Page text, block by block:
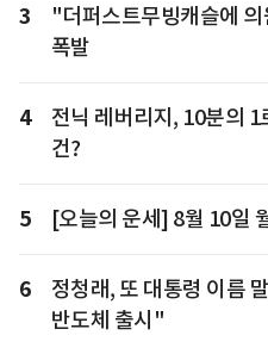
3
"더퍼스트무빙캐슬에
폭발
4
전닉 레버리지, 10분의
건?
5 [오늘의 운세] 8월 10일
6
정청래, 또 대통령 이름
반도체 출시"